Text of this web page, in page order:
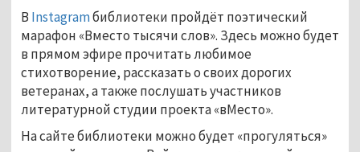
В Instagramбиблиотеки пройдёт поэтический
марафон «Вместо тысячи слов». Здесь можно будет
в прямом эфире прочитать любимое
стихотворение, рассказать о своих дорогих
ветеранах, а также послушать участников
литературной студии проекта «вМесто».
На сайте библиотеки можно будет «прогуляться»